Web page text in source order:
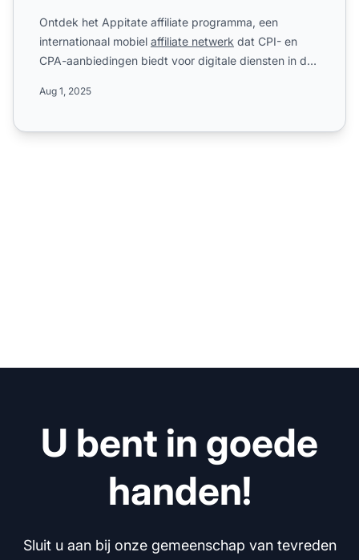
Ontdek het Appitate affiliate programma, een
internationaal mobiel affiliate netwerk dat CPI- en
CPA-aanbiedingen biedt voor digitale diensten in de
Aug 1, 2025
U bent in goede
handen!
Sluit u aan bij onze gemeenschap van tevreden